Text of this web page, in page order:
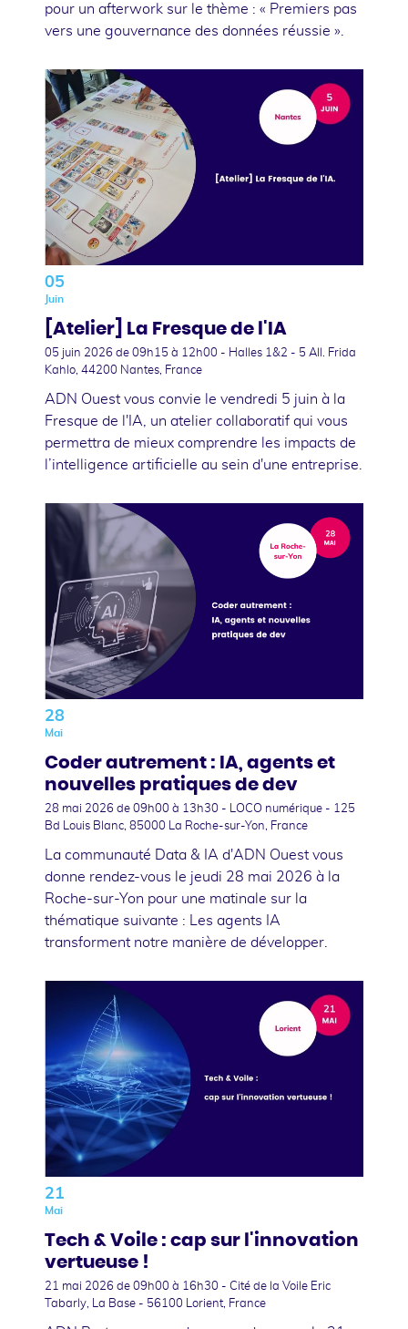
pour un afterwork sur le thème : « Premiers pas
vers une gouvernance des données réussie ».
05
Juin
[Atelier] La Fresque de l'IA
05 juin 2026 de 09h15 à 12h00 - Halles 1&2 - 5 All. Frida
Kahlo, 44200 Nantes, France
ADN Ouest vous convie le vendredi 5 juin à la
Fresque de l'IA, un atelier collaboratif qui vous
permettra de mieux comprendre les impacts de
l’intelligence artificielle au sein d'une entreprise.
28
Mai
Coder autrement : IA, agents et
nouvelles pratiques de dev
28 mai 2026 de 09h00 à 13h30 - LOCO numérique - 125
Bd Louis Blanc, 85000 La Roche-sur-Yon, France
La communauté Data & IA d'ADN Ouest vous
donne rendez-vous le jeudi 28 mai 2026 à la
Roche-sur-Yon pour une matinale sur la
thématique suivante : Les agents IA
transforment notre manière de développer.
21
Mai
Tech & Voile : cap sur l'innovation
vertueuse !
21 mai 2026 de 09h00 à 16h30 - Cité de la Voile Eric
Tabarly, La Base - 56100 Lorient, France